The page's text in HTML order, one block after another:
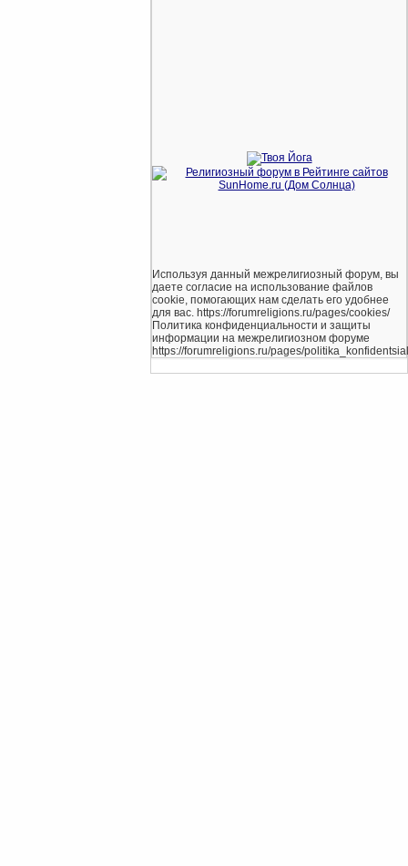
Используя данный межрелигиозный форум, вы
даете согласие на использование файлов
cookie, помогающих нам сделать его удобнее
для вас. https://forumreligions.ru/pages/cookies/
Политика конфиденциальности и защиты
информации на межрелигиозном форуме
https://forumreligions.ru/pages/